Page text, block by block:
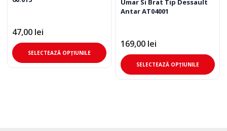
47,00 lei
SELECTEAZĂ OPȚIUNILE
Acest
produs
Umar Si Brat Tip Dessault
Antar AT04001
169,00 lei
SELECTEAZĂ OPȚIUNILE